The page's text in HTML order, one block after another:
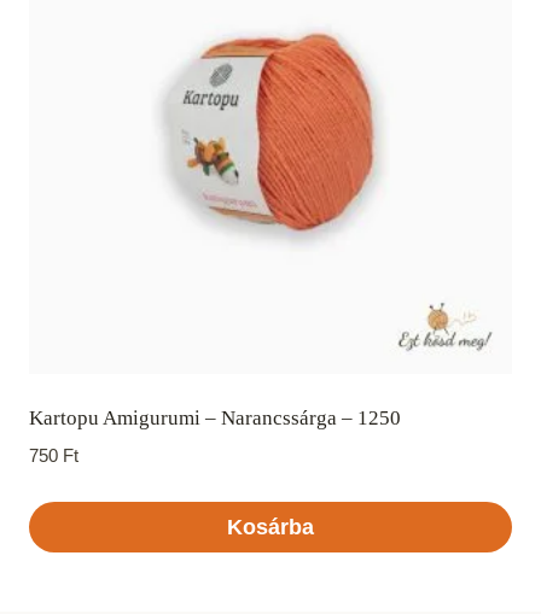
Kartopu Amigurumi – Narancssárga – 1250
750 Ft
Kosárba